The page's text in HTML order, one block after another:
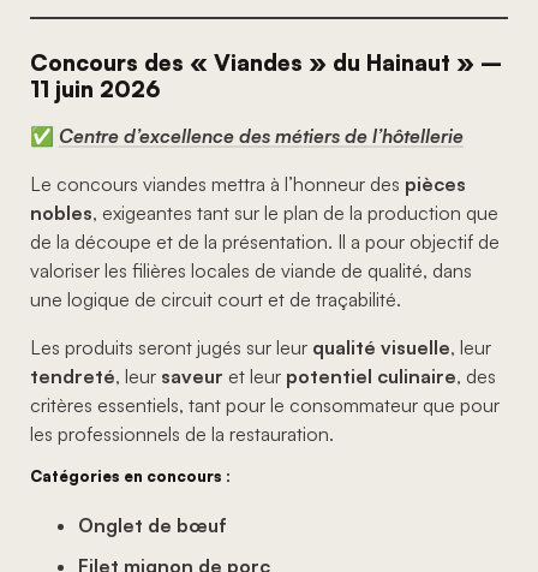
Concours des « Viandes » du Hainaut » –
11 juin 2026
✅ Centre d’excellence des métiers de l’hôtellerie
Le concours viandes mettra à l’honneur des pièces
nobles, exigeantes tant sur le plan de la production que
de la découpe et de la présentation. Il a pour objectif de
valoriser les filières locales de viande de qualité, dans
une logique de circuit court et de traçabilité.
Les produits seront jugés sur leur qualité visuelle, leur
tendreté, leur saveur et leur potentiel culinaire, des
critères essentiels, tant pour le consommateur que pour
les professionnels de la restauration.
Catégories en concours :
Onglet de bœuf
Filet mignon de porc